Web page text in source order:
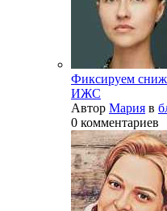
Фиксируем
ИЖС
Автор Мария в
0 комментариев